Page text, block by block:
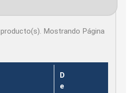
producto(s). Mostrando Página
D
e